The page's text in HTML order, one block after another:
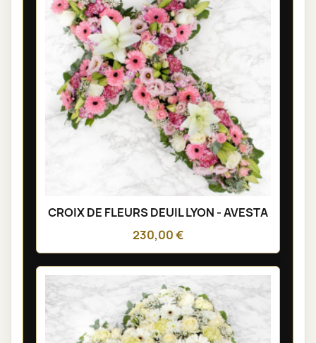
CROIX DE FLEURS DEUIL LYON - AVESTA
230,00 €